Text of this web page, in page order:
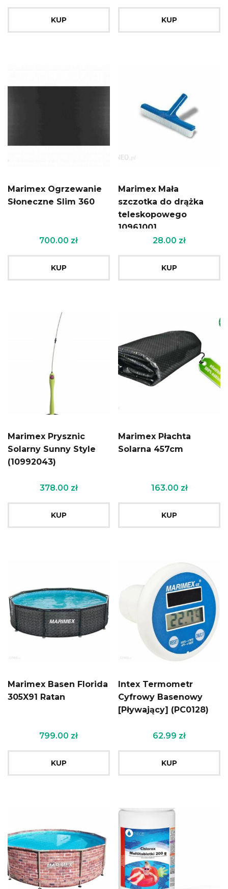
KUP KUP
Marimex Ogrzewanie
Słoneczne Slim 360
700.00 zł
KUP
Marimex Mała
szczotka do drążka
teleskopowego
10961001
28.00 zł
KUP
Marimex Prysznic
Solarny Sunny Style
(10992043)
378.00 zł
KUP
Marimex Płachta
Solarna 457cm
163.00 zł
KUP
Marimex Basen Florida
305X91 Ratan
799.00 zł
KUP
Intex Termometr
Cyfrowy Basenowy
[Pływający] (PC0128)
62.99 zł
KUP